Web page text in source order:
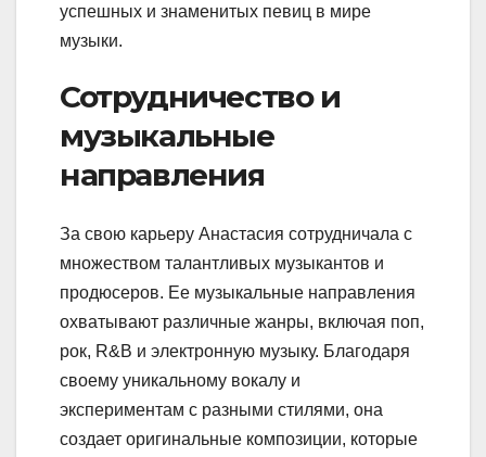
успешных и знаменитых певиц в мире
музыки.
Сотрудничество и
музыкальные
направления
За свою карьеру Анастасия сотрудничала с
множеством талантливых музыкантов и
продюсеров. Ее музыкальные направления
охватывают различные жанры, включая поп,
рок, R&B и электронную музыку. Благодаря
своему уникальному вокалу и
экспериментам с разными стилями, она
создает оригинальные композиции, которые